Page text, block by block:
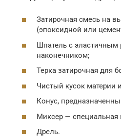
Затирочная смесь на
(эпоксидной или
Шпатель с
наконечником;
Терка затирочная для
Чистый кусок материи
Конус,
Миксер — специальная
Дрель.